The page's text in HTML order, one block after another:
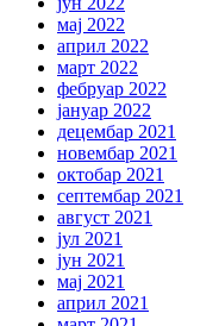
мај 2022
април 2022
март 2022
фебруар 2022
јануар 2022
децембар 2021
новембар 2021
октобар 2021
септембар 2021
август 2021
јул 2021
јун 2021
мај 2021
април 2021